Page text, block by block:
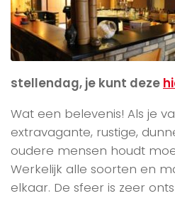
stellendag, je kunt deze
Wat een belevenis! Als je
extravagante, rustige,
oudere mensen houdt
Werkelijk alle soorten en
elkaar. De sfeer is zeer